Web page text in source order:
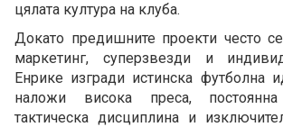
цялата култура на клуба.
Докато предишните проекти често
маркетинг, суперзвезди и
Енрике изгради истинска футболна
наложи висока преса, постоянна
тактическа дисциплина и